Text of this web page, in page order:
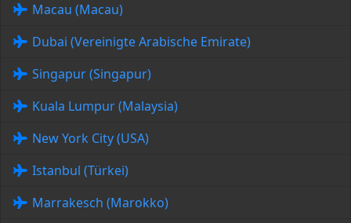
Macau (Macau)
Dubai (Vereinigte Arabische Emirate)
Singapur (Singapur)
Kuala Lumpur (Malaysia)
New York City (USA)
Istanbul (Türkei)
Marrakesch (Marokko)